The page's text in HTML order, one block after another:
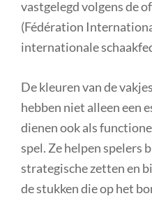
vastgelegd volgens de
(Fédération
internationale
De kleuren van de
hebben niet alleen een
dienen ook als
spel. Ze helpen spelers
strategische zetten en
de stukken die op het